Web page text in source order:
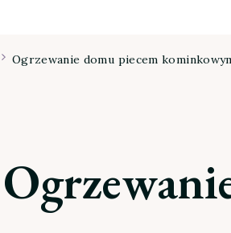
Ogrzewanie domu piecem